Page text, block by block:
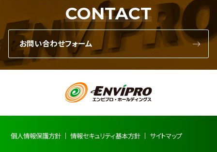
CONTACT
お問い合わせフォーム
個人情報保護方針 情報セキュリティ基本方針 サイトマップ